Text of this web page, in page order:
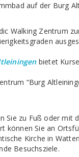
auf der Burg
Walking Zentrum
bietet
“Burg
Sie zu Fuß oder
können Sie an
Kirche in
Besuchsziele.